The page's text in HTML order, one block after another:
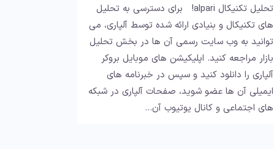
تحلیل تکنیکال alpari! برای دسترسی به تحلیل
های تکنیکال و بنیادی ارائه شده توسط آلپاری، می
توانید به وب سایت رسمی آن ها در بخش تحلیل
بازار مراجعه کنید. اپلیکیشن های موبایل بروکر
آلپاری را دانلود کنید و سپس در خبرنامه های
ایمیلی آن ها عضو شوید، صفحات آلپاری در شبکه
های اجتماعی و کانال یوتیوب آن…